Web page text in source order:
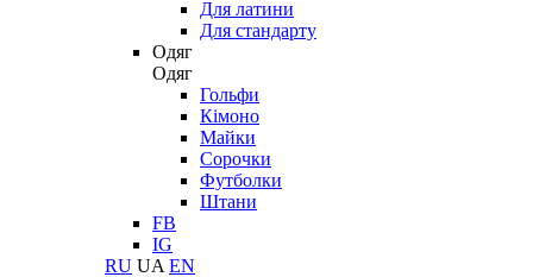
Для латини
Для стандарту
Одяг
Одяг
Гольфи
Кімоно
Майки
Сорочки
Футболки
Штани
FB
IG
RU UA EN